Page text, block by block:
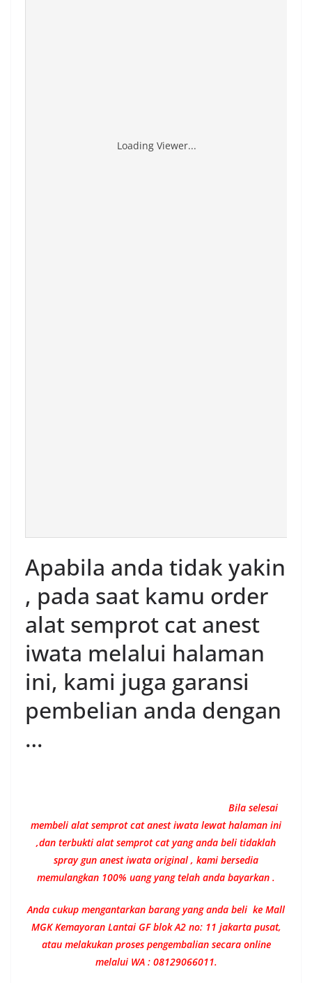
Loading Viewer...
Apabila anda tidak yakin
, pada saat kamu order
alat semprot cat anest
iwata melalui halaman
ini, kami juga garansi
pembelian anda dengan
…
Bila selesai
membeli alat semprot cat anest iwata lewat halaman ini
,dan terbukti alat semprot cat yang anda beli tidaklah
spray gun anest iwata original , kami bersedia
memulangkan 100% uang yang telah anda bayarkan .
Anda cukup mengantarkan barang yang anda beli ke Mall
MGK Kemayoran Lantai GF blok A2 no: 11 jakarta pusat,
atau melakukan proses pengembalian secara online
melalui WA : 08129066011.